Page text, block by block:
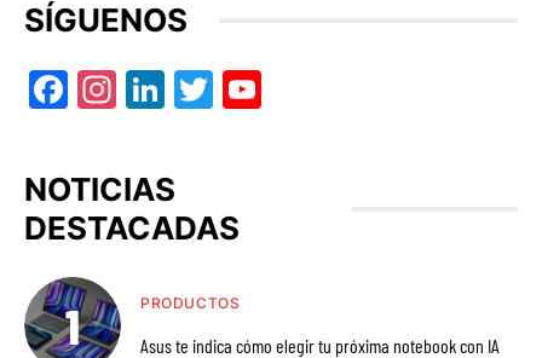
SÍGUENOS
Facebook
Instagram
LinkedIn
Twitter
NOTICIAS
DESTACADAS
PRODUCTOS
Asus te indica cómo elegir tu próxima notebook con IA